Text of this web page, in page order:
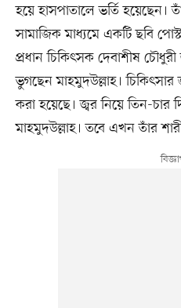
হয়ে হাসপাতালে ভর্তি হয়েছেন।
সামাজিক মাধ্যমে একটি ছবি
প্রধান চিকিৎসক দেবাশীষ
ভুগছেন মাহমুদউল্লাহ। চিকিৎসার
করা হয়েছে। জ্বর নিয়ে তিন-
মাহমুদউল্লাহ। তবে এখন তাঁর